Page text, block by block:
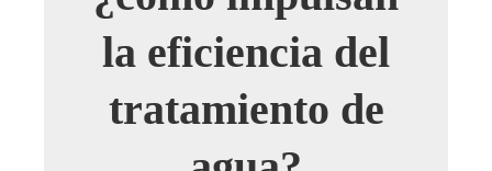
la eficiencia del
tratamiento de